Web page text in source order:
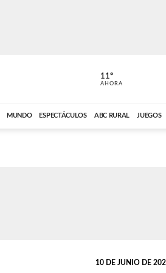
ABC CARDINAL
11º
AHORA
MUNDO ESPECTÁCULOS ABC RURAL JUEGOS
10 DE JUNIO DE